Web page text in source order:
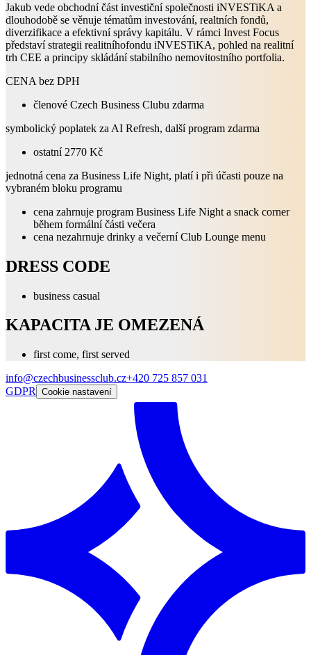
Jakub vede obchodní část investiční společnosti iNVESTiKA a
dlouhodobě se věnuje tématům investování, realtních fondů,
diverzifikace a efektivní správy kapitálu. V rámci Invest Focus
představí strategii realitníhofondu iNVESTiKA, pohled na realitní
trh CEE a principy skládání stabilního nemovitostního portfolia.
CENA bez DPH
členové Czech Business Clubu zdarma
symbolický poplatek za AI Refresh, další program zdarma
ostatní 2770 Kč
jednotná cena za Business Life Night, platí i při účasti pouze na
vybraném bloku programu
cena zahrnuje program Business Life Night a snack corner
během formální části večera
cena nezahrnuje drinky a večerní Club Lounge menu
DRESS CODE
business casual
KAPACITA JE OMEZENÁ
first come, first served
info@czechbusinessclub.cz+420 725 857 031
GDPR
Cookie nastavení